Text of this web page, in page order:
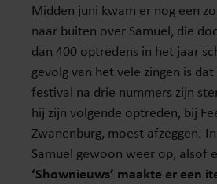
Midden juni kwam er nog een
naar buiten over Samuel, die
dan 400 optredens in het jaar
gevolg van het vele zingen is
festival na drie nummers zijn
hij zijn volgende optreden, bij
Zwanenburg, moest afzeggen.
Samuel gewoon weer op, alsof
‘Shownieuws’ maakte er een